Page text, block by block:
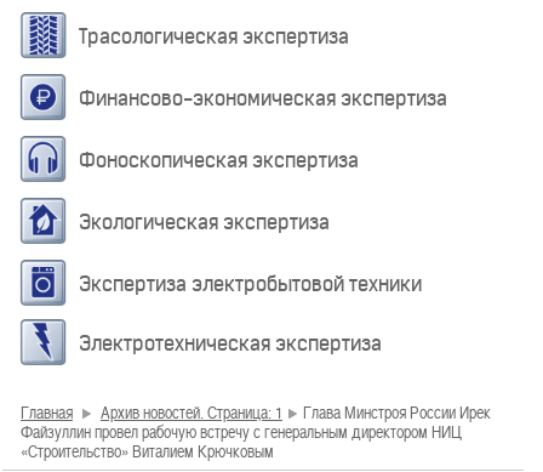
Трасологическая экспертиза
Финансово-экономическая экспертиза
Фоноскопическая экспертиза
Экологическая экспертиза
Экспертиза электробытовой техники
Электротехническая экспертиза
Главная Архив новостей. Страница: 1
Глава Минстроя России Ирек
Файзуллин провел рабочую встречу с генеральным директором НИЦ
«Строительство» Виталием Крючковым